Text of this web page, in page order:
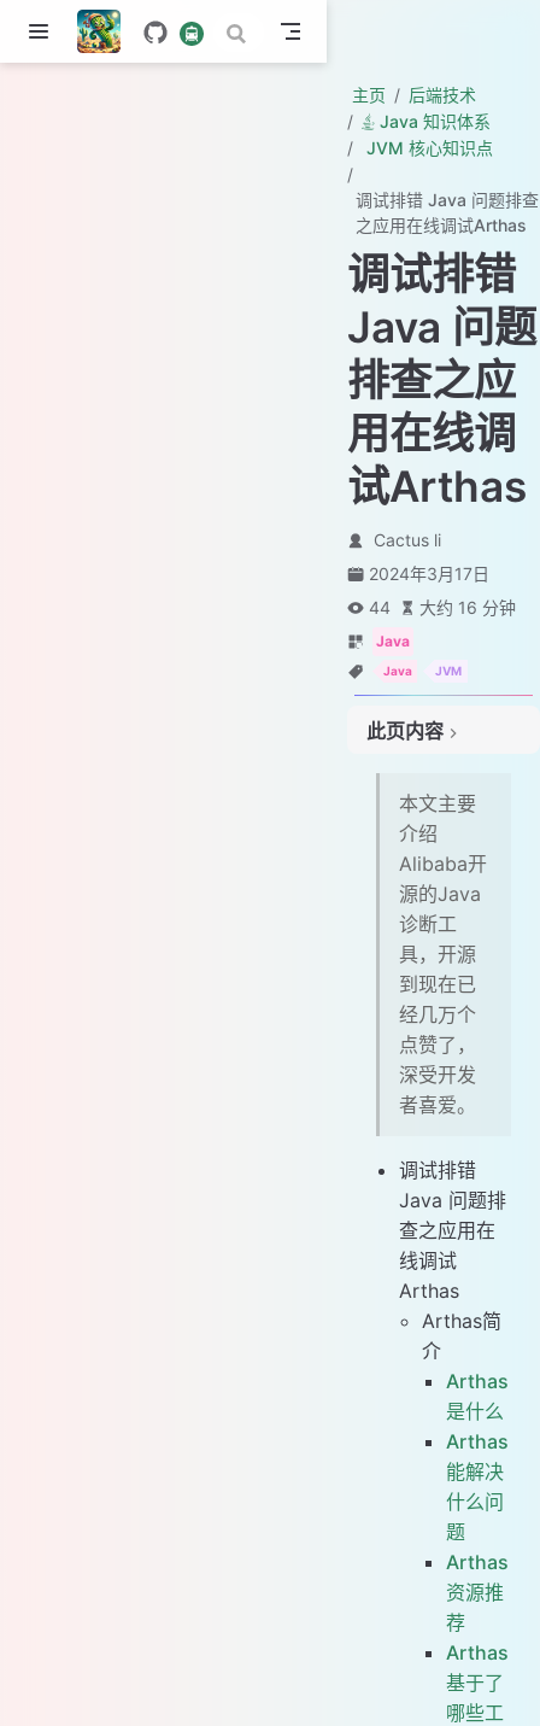
主页
后端技术
Java 知识体系
JVM 核心知识点
调试排错 Java 问题排查
之应用在线调试Arthas
调试排错
Java 问题
排查之应
用在线调
试Arthas
Cactus li
2024年3月17日
44
大约 16 分钟
Java
Java JVM
此页内容
# Arthas简介
# Arthas是什么
# Arthas资源推荐
# 同类工具有哪些
# Arthas入门
# Arthas 上手前
# Arthas 安装
# Arthas 命令集
# Arthas源码
本文主要
介绍
Alibaba开
源的Java
诊断工
具，开源
到现在已
经几万个
点赞了，
深受开发
者喜爱。
调试排错
Java 问题排
查之应用在
线调试
Arthas
Arthas简
介
Arthas
是什么
Arthas
能解决
什么问
题
Arthas
资源推
荐
Arthas
基于了
哪些工